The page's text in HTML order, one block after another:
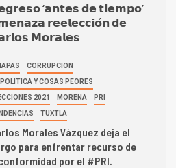
‘𝗮𝗻𝘁𝗲𝘀 𝗱𝗲 𝘁𝗶𝗲𝗺𝗽𝗼’
𝗿𝗲𝗲𝗹𝗲𝗰𝗰𝗶𝗼́𝗻 𝗱𝗲
𝗠𝗼𝗿𝗮𝗹𝗲𝘀
CORRUPCION
POLITICA Y COSAS PEORES
2021 MORENA PRI
TUXTLA
Morales Vázquez deja el
para enfrentar recurso de
por el #PRI.